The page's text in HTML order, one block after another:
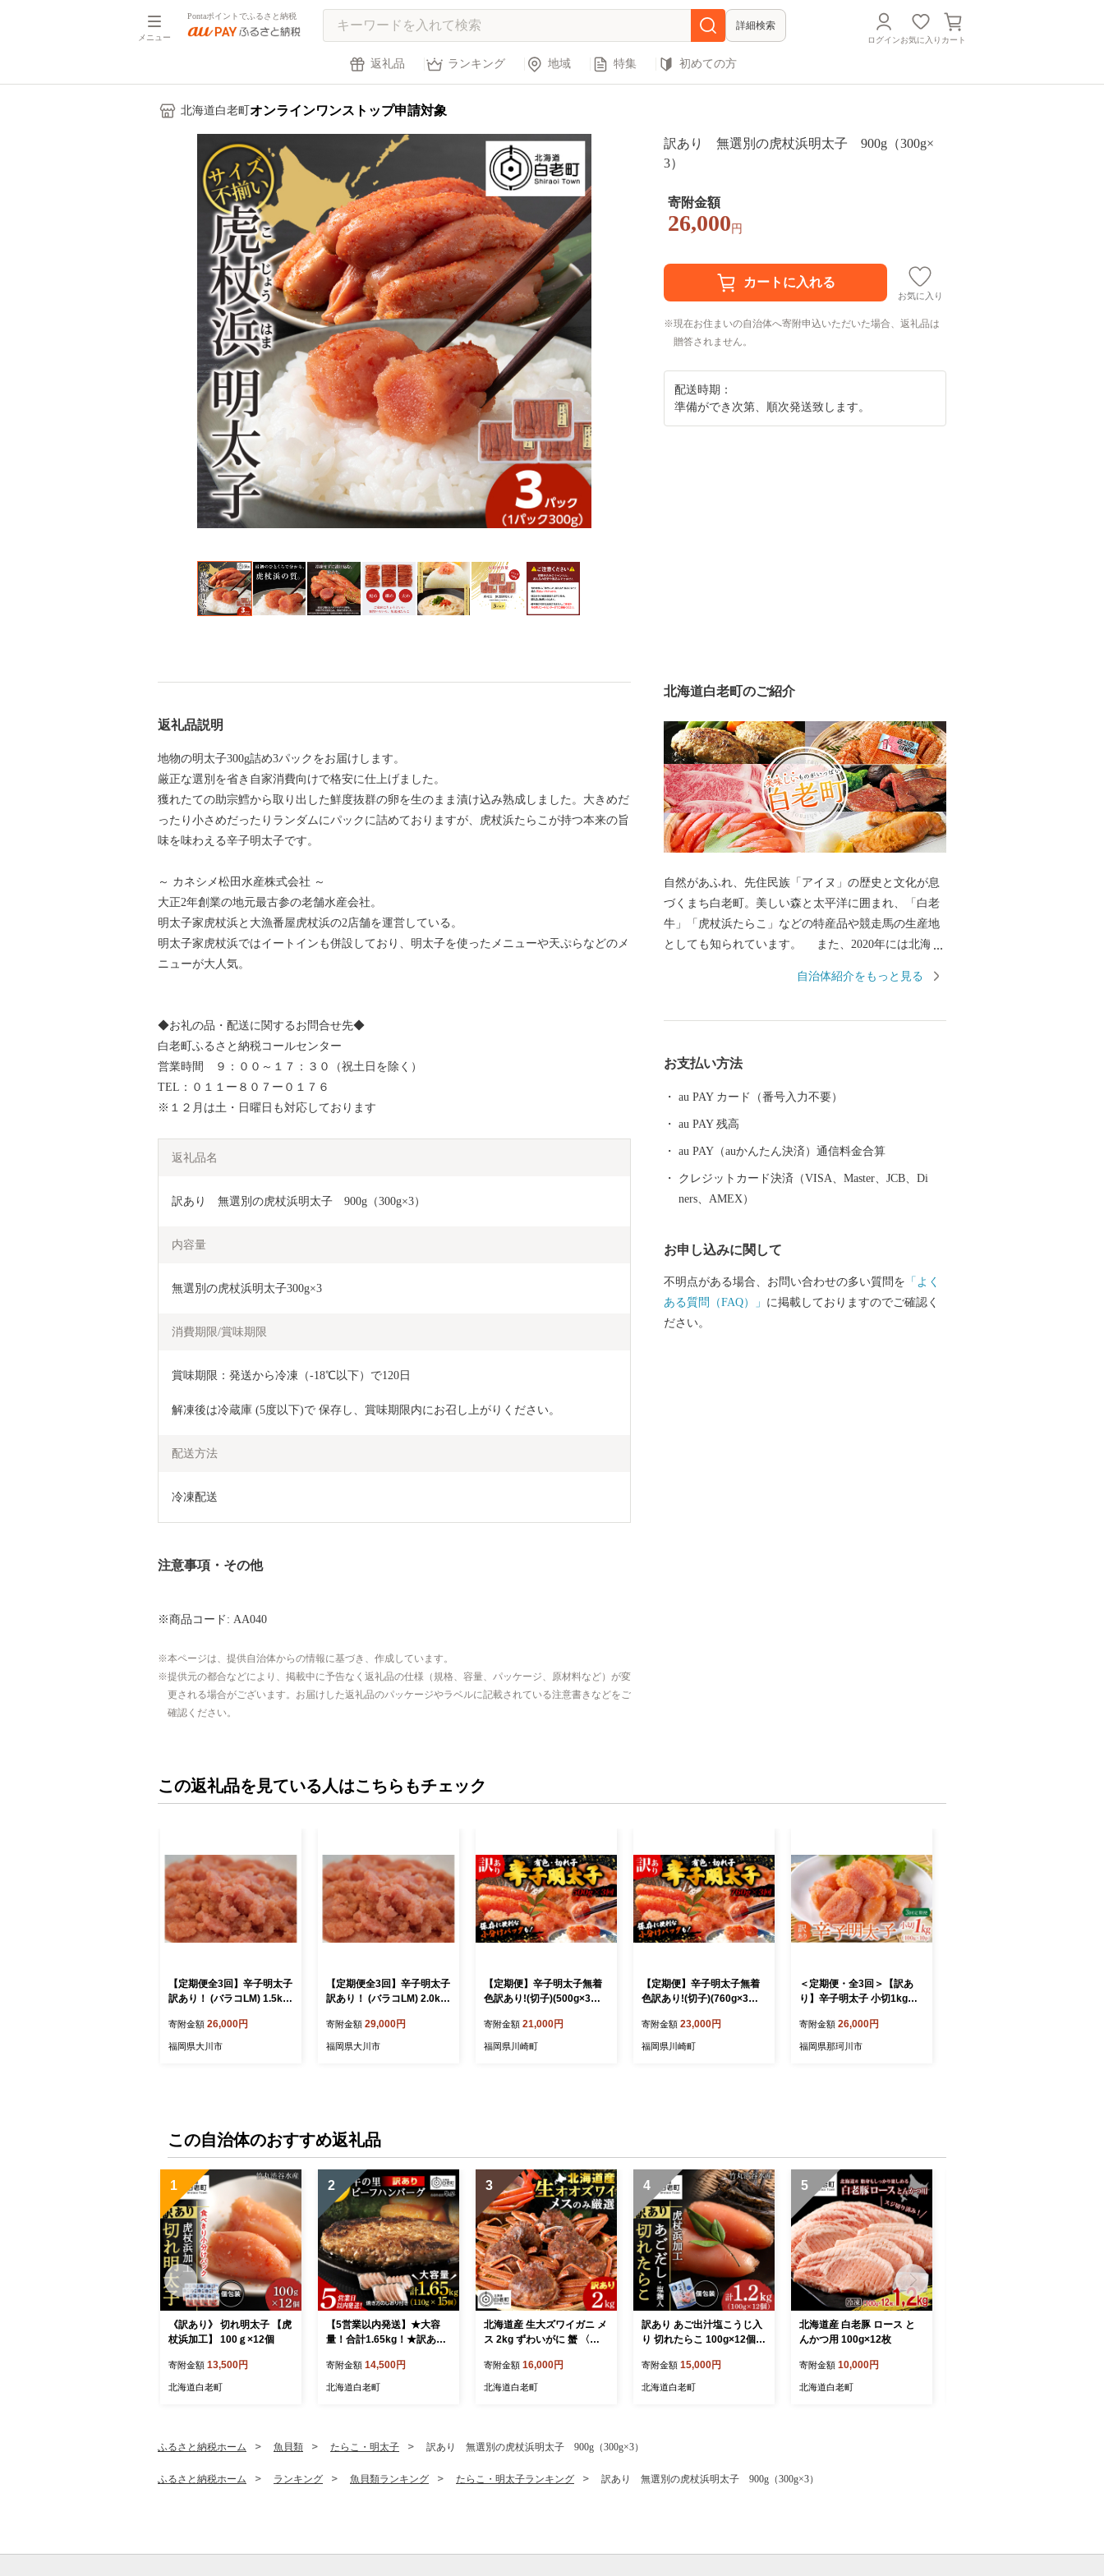
メニュー
Pontaポイントでふるさと納税
詳細検索
ログインお気に入り カート
返礼品 ランキング 地域 特集 初めての方
北海道白老町 オンラインワンストップ申請対象
訳あり 無選別の虎杖浜明太子 900g（300g×
3）
寄附金額
26,000 円
お気に入り
現在お住まいの自治体へ寄附申込いただいた場合、返礼品は
贈答されません。
配送時期：
準備ができ次第、順次発送致します。
返礼品説明
地物の明太子300g詰め3パックをお届けします。
厳正な選別を省き自家消費向けで格安に仕上げました。
獲れたての助宗鱈から取り出した鮮度抜群の卵を生のまま漬け込み熟成しました。大きめだ
ったり小さめだったりランダムにパックに詰めておりますが、虎杖浜たらこが持つ本来の旨
味を味わえる辛子明太子です。
～ カネシメ松田水産株式会社 ～
大正2年創業の地元最古参の老舗水産会社。
明太子家虎杖浜と大漁番屋虎杖浜の2店舗を運営している。
明太子家虎杖浜ではイートインも併設しており、明太子を使ったメニューや天ぷらなどのメ
ニューが大人気。
◆お礼の品・配送に関するお問合せ先◆
白老町ふるさと納税コールセンター
営業時間 ９：００～１７：３０（祝土日を除く）
TEL：０１１ー８０７ー０１７６
※１２月は土・日曜日も対応しております
返礼品名
訳あり　無選別の虎杖浜明太子　900g（300g×3）
内容量
無選別の虎杖浜明太子300g×3
消費期限/賞味期限
賞味期限：発送から冷凍（‐18℃以下）で120日
解凍後は冷蔵庫 (5度以下)で 保存し、賞味期限内にお召し上がりください。
配送方法
冷凍配送
注意事項・その他
※商品コード: AA040
本ページは、提供自治体からの情報に基づき、作成しています。
提供元の都合などにより、掲載中に予告なく返礼品の仕様（規格、容量、パッケージ、原材料など）が変
更される場合がございます。お届けした返礼品のパッケージやラベルに記載されている注意書きなどをご
確認ください。
北海道白老町のご紹介
自然があふれ、先住民族「アイヌ」の歴史と文化が息
づくまち白老町。美しい森と太平洋に囲まれ、「白老
牛」「虎杖浜たらこ」などの特産品や競走馬の生産地
としても知られています。 また、2020年には北海道
族共生公園等から構成される「ウポポイ」がアイヌ文
自治体紹介をもっと見る
お支払い方法
au PAY カード（番号入力不要）
au PAY 残高
au PAY（auかんたん決済）通信料金合算
クレジットカード決済（VISA、Master、JCB、Di
ners、AMEX）
お申し込みに関して
不明点がある場合、お問い合わせの多い質問を 「よく
ある質問（FAQ）」 に掲載しておりますのでご確認く
ださい。
この返礼品を見ている人はこちらもチェック
【定期便全3回】辛子明太子
訳あり！ (バラコLM) 1.5kg
寄附金額 26,000円
福岡県大川市
【定期便全3回】辛子明太子
訳あり！ (バラコLM) 2.0kg
寄附金額 29,000円
福岡県大川市
【定期便】辛子明太子無着
色訳あり!(切子)(500g×3回)
川崎町
寄附金額 21,000円
福岡県川崎町
【定期便】辛子明太子無着
色訳あり!(切子)(760g×3回)
川崎町
寄附金額 23,000円
福岡県川崎町
＜定期便・全3回＞【訳あ
り】辛子明太子 小切1kg（1
寄附金額 26,000円
福岡県那珂川市
この自治体のおすすめ返礼品
1
《訳あり》 切れ明太子 【虎
杖浜加工】 100ｇ×12個
寄附金額 13,500円
北海道白老町
2
【5営業以内発送】★大容
量！合計1.65kg！★訳あ
グ(110ｇ5枚入）×3
寄附金額 14,500円
北海道白老町
3
北海道産 生大ズワイガニ メ
ス 2kg ずわいがに 蟹 〈斉
寄附金額 16,000円
北海道白老町
4
訳あり あご出汁塩こうじ入
り 切れたらこ 100g×12個
北海道 タラコ
寄附金額 15,000円
北海道白老町
5
北海道産 白老豚 ロース と
んかつ用 100g×12枚
寄附金額 10,000円
北海道白老町
ふるさと納税ホーム 魚貝類 たらこ・明太子 訳あり 無選別の虎杖浜明太子 900g（300g×3）
ふるさと納税ホーム ランキング 魚貝類ランキング たらこ・明太子ランキング 訳あり 無選別の虎杖浜明太子 900g（300g×3）